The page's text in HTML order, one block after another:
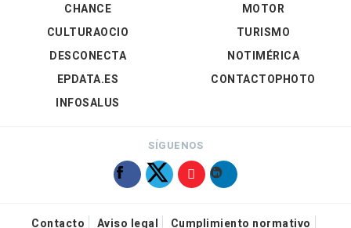
CHANCE
CULTURAOCIO
DESCONECTA
EPDATA.ES
INFOSALUS
MOTOR
TURISMO
NOTIMÉRICA
CONTACTOPHOTO
SÍGUENOS
Contacto Aviso legal Cumplimiento normativo